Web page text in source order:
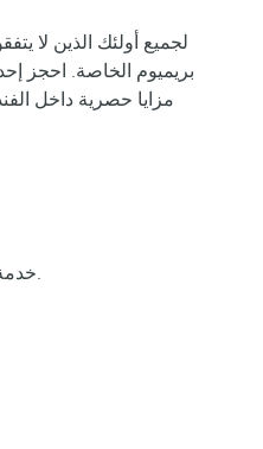
لجميع أولئك الذين لا
بريميوم الخاصة. احجز
مزايا حصرية داخل
خدمة شخصية على مدار 24 ساعة.